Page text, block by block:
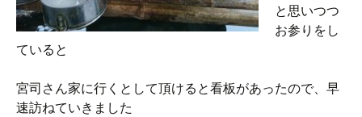
と思いつつ
お参りをし
ていると
宮司さん家に行くとして頂けると看板があったので、早
速訪ねていきました